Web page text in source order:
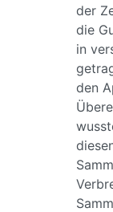
der
die
in
den